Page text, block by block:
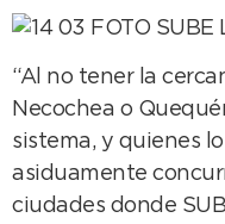
“Al no tener la
Necochea o
sistema, y quienes
asiduamente
ciudades donde